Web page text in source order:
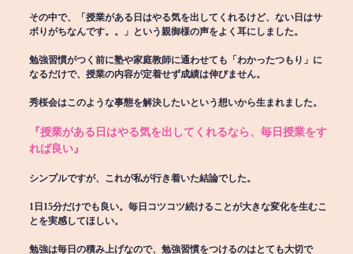
その中で、「授業がある日はやる気を出してくれるけど、ない日はサ
ボりがちなんです。。」という親御様の声をよく耳にしました。
勉強習慣がつく前に塾や家庭教師に通わせても「わかったつもり」に
なるだけで、授業の内容が定着せず成績は伸びません。
秀桜会はこのような事態を解決したいという想いから生まれました。
『授業がある日はやる気を出してくれるなら、毎日授業をす
れば良い』
シンプルですが、これが私が行き着いた結論でした。
1日15分だけでも良い。毎日コツコツ続けることが大きな変化を生むこ
とを実感してほしい。
勉強は毎日の積み上げなので、勉強習慣をつけるのはとても大切で